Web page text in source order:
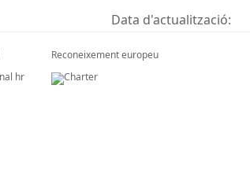
Data d'actualització:
Reconeixement europeu